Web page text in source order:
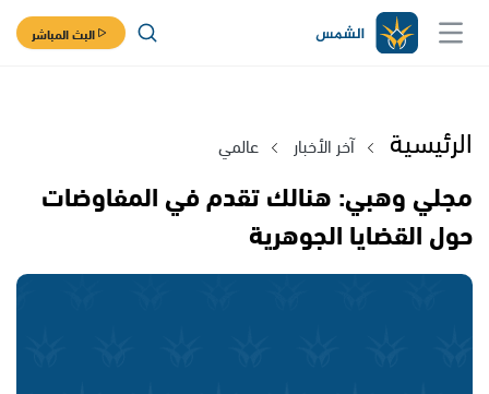
البث المباشر
الرئيسية آخر الأخبار عالمي
مجلي وهبي: هنالك تقدم في المفاوضات
حول القضايا الجوهرية